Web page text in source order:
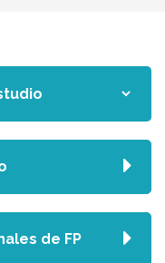
de FP